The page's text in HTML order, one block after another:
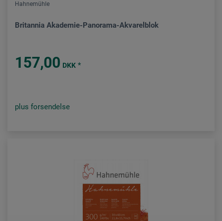
Hahnemühle
Britannia Akademie-Panorama-Akvarelblok
157,00 DKK *
plus forsendelse